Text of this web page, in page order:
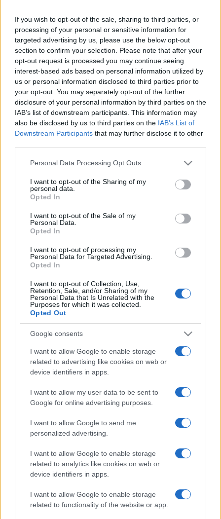
If you wish to opt-out of the sale, sharing to third parties, or
processing of your personal or sensitive information for
targeted advertising by us, please use the below opt-out
section to confirm your selection. Please note that after your
opt-out request is processed you may continue seeing
interest-based ads based on personal information utilized by
us or personal information disclosed to third parties prior to
your opt-out. You may separately opt-out of the further
disclosure of your personal information by third parties on the
IAB’s list of downstream participants. This information may
also be disclosed by us to third parties on the IAB’s List of
Downstream Participants that may further disclose it to other
Please note that this website/app uses one or more Google
not limited to your visit or usage behaviour. You may click to
grant or deny consent to Google and its third-party tags to
use your data for below specified purposes in below Google
consent section.
Personal Data Processing Opt Outs
I want to opt-out of the Sharing of my
personal data.
Opted In
I want to opt-out of the Sale of my
Personal Data.
Opted In
I want to opt-out of processing my
Personal Data for Targeted Advertising.
Opted In
I want to opt-out of Collection, Use,
Retention, Sale, and/or Sharing of my
Personal Data that Is Unrelated with the
Purposes for which it was collected.
Opted Out
Google consents
I want to allow Google to enable storage
related to advertising like cookies on web or
device identifiers in apps.
I want to allow my user data to be sent to
Google for online advertising purposes.
I want to allow Google to send me
personalized advertising.
I want to allow Google to enable storage
related to analytics like cookies on web or
device identifiers in apps.
I want to allow Google to enable storage
related to functionality of the website or app.
Hankó Balázs elmondta: ötvenmilliós keretet különítettek el
a bábszínházak számára, népmesei, népművészeti
hagyományaink bemutatására. Emellett 75 millió forintot
szánnak egy idős színészeket támogató alapítvány
létrehozására.
HANKÓ BALÁZS HÍREK KULTPOL
KULTURÁLIS ÉS INNOVÁCIÓS MINISZTÉRIUM PÁLYÁZAT TÁMOGATÁS
EZ IS ÉRDEKELHETI
Brácsaszólam-vezetőt keres a Magyar
Rádió Szimfonikus Zenekara
A posztra szakirányú felsőfokú zenei képzettséggel és
szimfonikus zenekari tapasztalattal lehet jelentkezni
augusztus 29-ig.
Most itt a lehetőség!
Tenor és basszus énekművészek jelentkezését várja
próbaéneklésre a Magyar Rádió Művészeti Együttesei
Nonprofit Kft.
IRODALOM
Nyári olvasási kihívást hirdet a Magyar